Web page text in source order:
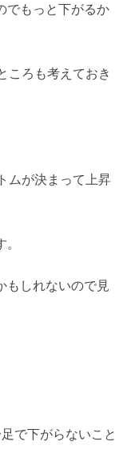
でもっと下がるか
ころも考えておき
ムが決まって上昇
もしれないので見
で下がらないこと